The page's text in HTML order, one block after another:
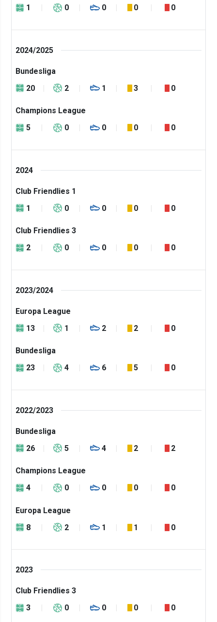
1
0 0 0 0
2024/2025
Bundesliga
20
2 1 3 0
Champions League
5
0 0 0 0
2024
Club Friendlies 1
1
0 0 0 0
Club Friendlies 3
2
0 0 0 0
2023/2024
Europa League
13
1 2 2 0
Bundesliga
23
4 6 5 0
2022/2023
Bundesliga
26
5 4 2 2
Champions League
4
0 0 0 0
Europa League
8
2 1 1 0
2023
Club Friendlies 3
3
0 0 0 0